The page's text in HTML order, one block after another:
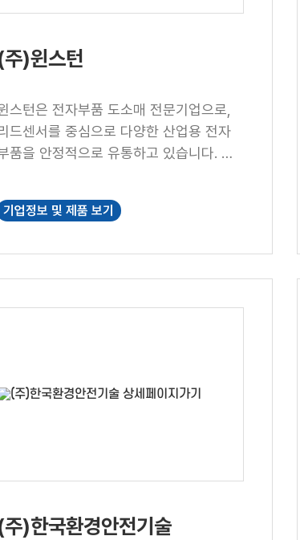
주)윈스턴
스턴은 전자부품 도소매 전문기업으로,
드센서를 중심으로 다양한 산업용 전자
품을 안정적으로 유통하고 있습니다. 폭
으로 합리적인 가격, 철저한 품질 관리, 신
한 납기를 제공하며 고객의 운영 효율과
신뢰받는 유통 파트너를 지향합니다.
기업정보 및 제품 보기
주)한국환경안전기술